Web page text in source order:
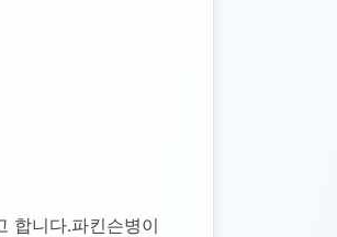
합니다.파킨슨병이